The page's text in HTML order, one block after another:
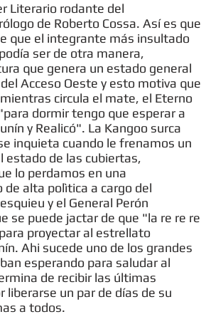
Literario rodante del
de Roberto Cossa. Así es que
que el integrante más insultado
ser de otra manera,
que genera un estado general
Acceso Oeste y esto motiva que
circula el mate, el Eterno
dormir tengo que esperar a
y Realicó". La Kangoo surca
inquieta cuando le frenamos un
estado de las cubiertas,
lo perdamos en una
de alta polìtica a cargo del
y el General Perón
se puede jactar de que "la re re re
proyectar al estrellato
Ahi sucede uno de los grandes
esperando para saludar al
de recibir las últimas
un par de días de su
a todos.